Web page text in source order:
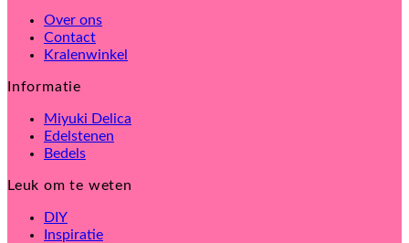
Over ons
Contact
Kralenwinkel
Informatie
Miyuki Delica
Edelstenen
Bedels
Leuk om te weten
DIY
Inspiratie